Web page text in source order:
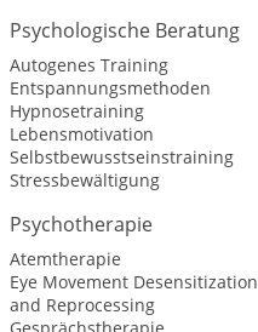
Psychologische Beratung
Autogenes Training
Entspannungsmethoden
Hypnosetraining
Lebensmotivation
Selbstbewusstseinstraining
Stressbewältigung
Psychotherapie
Atemtherapie
Eye Movement Desensitization
and Reprocessing